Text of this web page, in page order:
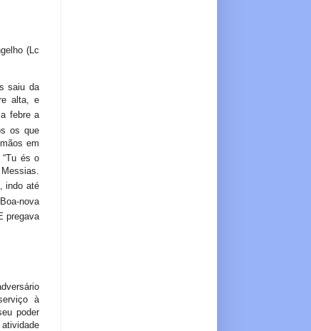
(Lc
saiu da
alta, e
febre a
os que
em
és o
indo até
nova
pregava
à
poder